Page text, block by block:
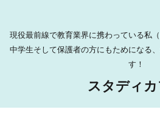
現役最前線で教育業界に携わっている私
中学生そして保護者の方にもためになる
す！
スタディカ